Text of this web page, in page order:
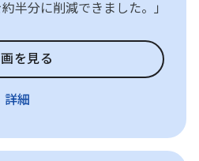
半分に削減できました。」
を見る
詳細